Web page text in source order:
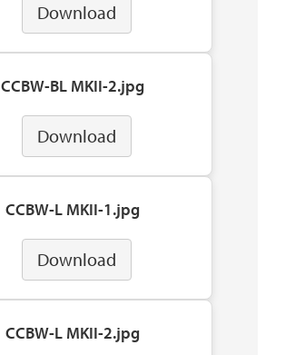
Download
CCBW-BL MKII-2.jpg
Download
CCBW-L MKII-1.jpg
Download
CCBW-L MKII-2.jpg